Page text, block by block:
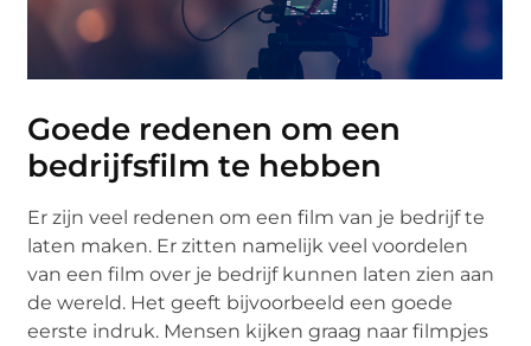
Goede redenen om een
bedrijfsfilm te hebben
Er zijn veel redenen om een film van je bedrijf te
laten maken. Er zitten namelijk veel voordelen
van een film over je bedrijf kunnen laten zien aan
de wereld. Het geeft bijvoorbeeld een goede
eerste indruk. Mensen kijken graag naar filmpjes